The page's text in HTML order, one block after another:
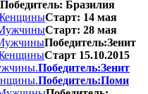
Победитель: Бразилия
Старт: 14 мая
Старт: 28 мая
Победитель:Зенит
Старт 15.10.2015
Победитель:Зенит
Победитель:Поми